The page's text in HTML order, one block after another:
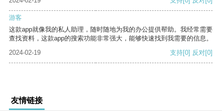
游客
这款app就像我的私人助理，随时随地为我的办公提供帮助。我经常需要
查找资料，这款app的搜索功能非常强大，能够快速找到我需要的信息。
2024-02-19
支持[0] 反对[0]
友情链接